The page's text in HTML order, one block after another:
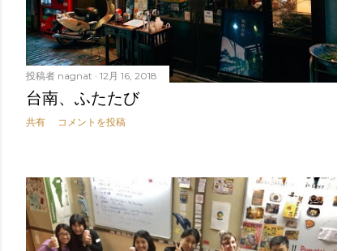
投稿者 nagnat 12月 16, 2018
台南、ふたたび
共有 コメントを投稿